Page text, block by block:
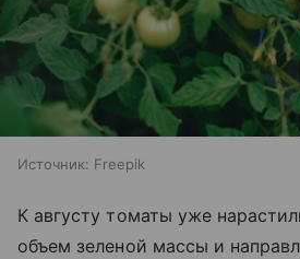
Источник: Freepik
К августу томаты уже
объем зеленой массы и